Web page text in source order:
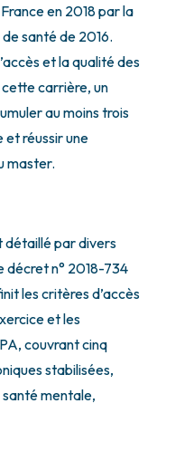
en 2018 par la
santé de 2016.
et la qualité des
carrière, un
au moins trois
et réussir une
master.
détaillé par divers
décret n° 2018-734
les critères d’accès
et les
couvrant cinq
stabilisées,
mentale,